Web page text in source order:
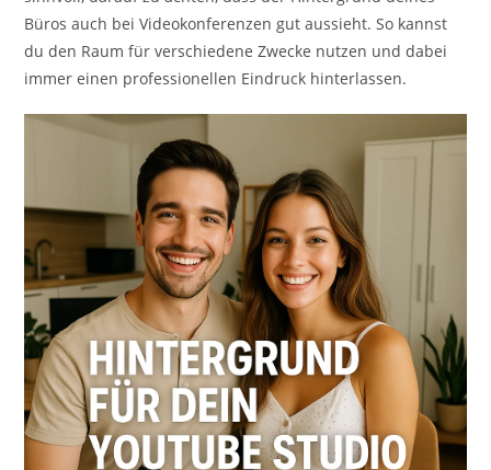
Büros auch bei Videokonferenzen gut aussieht. So kannst
du den Raum für verschiedene Zwecke nutzen und dabei
immer einen professionellen Eindruck hinterlassen.